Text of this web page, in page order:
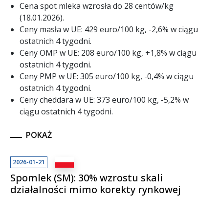
Cena spot mleka wzrosła do 28 centów/kg
(18.01.2026).
Ceny masła w UE: 429 euro/100 kg, -2,6% w ciągu
ostatnich 4 tygodni.
Ceny OMP w UE: 208 euro/100 kg, +1,8% w ciągu
ostatnich 4 tygodni.
Ceny PMP w UE: 305 euro/100 kg, -0,4% w ciągu
ostatnich 4 tygodni.
Ceny cheddara w UE: 373 euro/100 kg, -5,2% w
ciągu ostatnich 4 tygodni.
POKAŻ
2026-01-21
Spomlek (SM): 30% wzrostu skali
działalności mimo korekty rynkowej